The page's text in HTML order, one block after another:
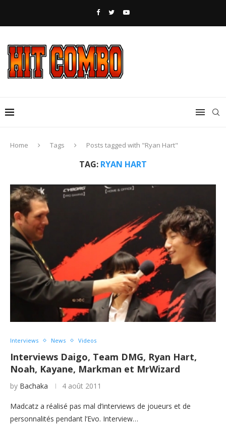
Home Tags Posts tagged with "Ryan Hart"
TAG: RYAN HART
Interviews News Videos
Interviews Daigo, Team DMG, Ryan Hart,
Noah, Kayane, Markman et MrWizard
by Bachaka 4 août 2011
Madcatz a réalisé pas mal d’interviews de joueurs et de
personnalités pendant l’Evo. Interview…